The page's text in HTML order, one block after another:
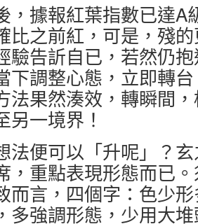
，據報紅葉指數已達
比之前紅，可是，殘
驗告訢自已，若然仍
下調整心態，立即轉
果然湊效，轉瞬間，
另一境界！
法便可以「升呢」？
，重點表現形態而已
而言，四個字：色少
多強調形態，少用大